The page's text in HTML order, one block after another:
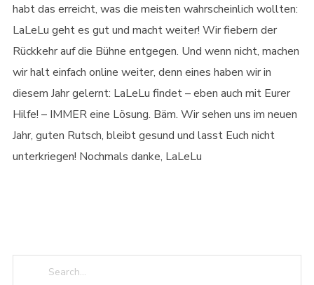
habt das erreicht, was die meisten wahrscheinlich wollten:
LaLeLu geht es gut und macht weiter! Wir fiebern der
Rückkehr auf die Bühne entgegen. Und wenn nicht, machen
wir halt einfach online weiter, denn eines haben wir in
diesem Jahr gelernt: LaLeLu findet – eben auch mit Eurer
Hilfe! – IMMER eine Lösung. Bäm. Wir sehen uns im neuen
Jahr, guten Rutsch, bleibt gesund und lasst Euch nicht
unterkriegen! Nochmals danke, LaLeLu